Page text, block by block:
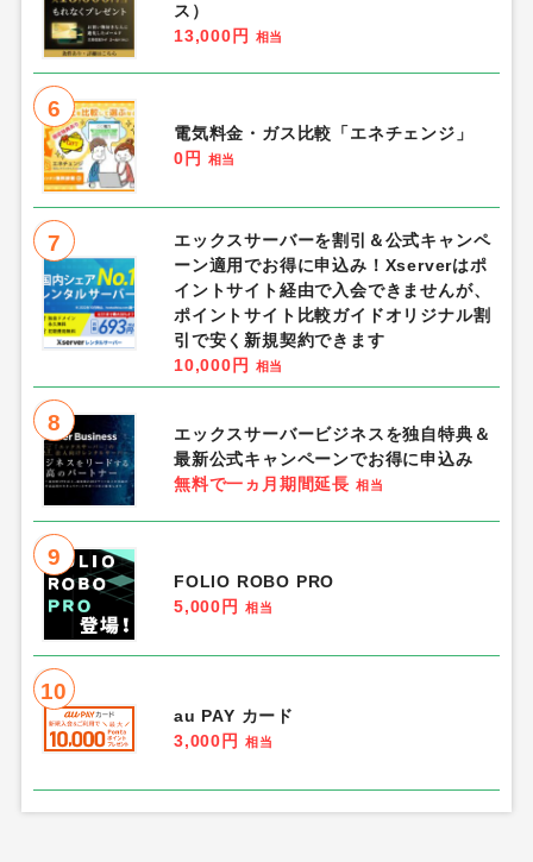
ス）
13,000円
相当
6
電気料金・ガス比較「エネチェンジ」
0円
相当
7
エックスサーバーを割引＆公式キャンペ
ーン適用でお得に申込み！Xserverはポ
イントサイト経由で入会できませんが、
ポイントサイト比較ガイドオリジナル割
引で安く新規契約できます
10,000円
相当
8
エックスサーバービジネスを独自特典＆
最新公式キャンペーンでお得に申込み
無料で一ヵ月期間延長 相当
9
FOLIO ROBO PRO
5,000円
相当
10
au PAY カード
3,000円
相当